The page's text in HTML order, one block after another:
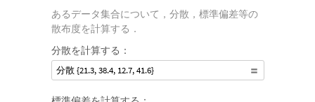
あるデータ集合について，分散，標準偏差等の
散布度を計算する．
分散を計算する：
分散 {21.3, 38.4, 12.7, 41.6}